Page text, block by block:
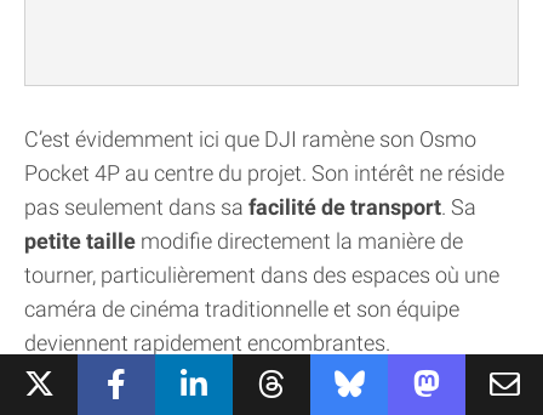
C’est évidemment ici que DJI ramène son Osmo
Pocket 4P au centre du projet. Son intérêt ne réside
pas seulement dans sa facilité de transport. Sa
petite taille modifie directement la manière de
tourner, particulièrement dans des espaces où une
caméra de cinéma traditionnelle et son équipe
deviennent rapidement encombrantes.